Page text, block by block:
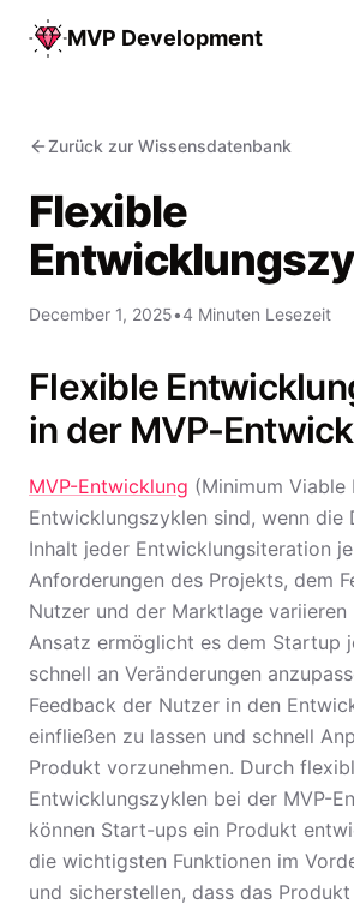
MVP Development
Zurück zur Wissensdatenbank
Flexible
December 1, 2025•4 Minuten Lesezeit
Flexible
in der MVP-
MVP-Entwicklung (Minimum
Entwicklungszyklen sind, wenn die
Inhalt jeder Entwicklungsiteration
Anforderungen des Projekts, dem
Nutzer und der Marktlage variieren
Ansatz ermöglicht es dem Startup
schnell an Veränderungen
Feedback der Nutzer in den
einfließen zu lassen und schnell
Produkt vorzunehmen. Durch
Entwicklungszyklen bei der MVP-
können Start-ups ein Produkt
die wichtigsten Funktionen im
und sicherstellen, dass das